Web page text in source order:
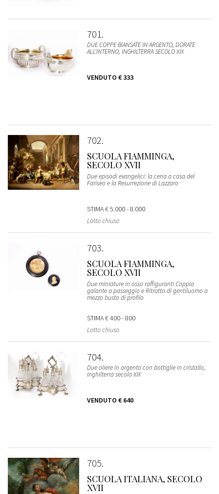
701
DUE COPPE BIANSATE IN ARGENTO, DORATE
ALL'INTERNO, INGHILTERRA SECOLO XIX
VENDUTO € 333
702
SCUOLA FIAMMINGA,
SECOLO XVII
Due episodi evangelici: la cena a casa del
Fariseo e la Resurrezione di Lazzaro
STIMA€ 5.000 - 8.000
Lotto chiuso
703
SCUOLA FIAMMINGA,
SECOLO XVII
Due miniature in osso raffiguranti Coppia
galante a passeggio e Ritratto di gentiluomo a
mezzo busto di profilo
STIMA€ 400 - 800
Lotto chiuso
704
Due oliere in argento con bottiglie in cristallo,
Inghilterra secolo XIX
VENDUTO € 640
705
SCUOLA ITALIANA, SECOLO
XVII